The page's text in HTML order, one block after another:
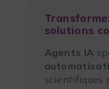
solutions
Agents IA
scientifiques